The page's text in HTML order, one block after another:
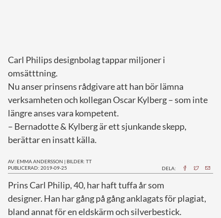
Carl Philips designbolag tappar miljoner i
omsätttning.
Nu anser prinsens rådgivare att han bör lämna
verksamheten och kollegan Oscar Kylberg – som inte
längre anses vara kompetent.
– Bernadotte & Kylberg är ett sjunkande skepp,
berättar en insatt källa.
AV: EMMA ANDERSSON | BILDER: TT
PUBLICERAD: 2019-09-25
DELA:
Prins Carl Philip, 40, har haft tuffa år som
designer. Han har gång på gång anklagats för plagiat,
bland annat för en eldskärm och silverbestick.